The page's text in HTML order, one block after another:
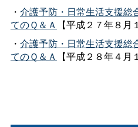
・ 介護予防・日常生活支援総
てのＱ＆Ａ 【平成２７年８月
・ 介護予防・日常生活支援総
てのＱ＆Ａ 【平成２８年４月